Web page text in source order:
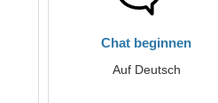
Chat beginnen
Auf Deutsch